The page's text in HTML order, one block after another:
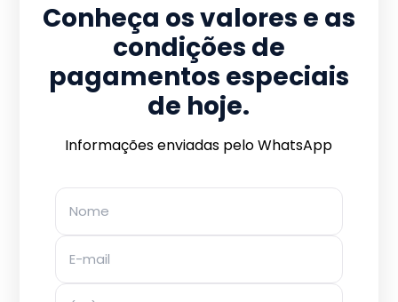
Conheça os valores e as
condições de
pagamentos especiais
de hoje.
Informações enviadas pelo WhatsApp